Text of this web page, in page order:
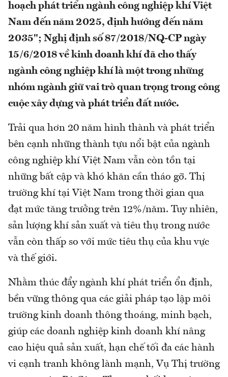
hoạch phát triển ngành công nghiệp khí Việt
Nam đến năm 2025, định hướng đến năm
2035"; Nghị định số 87/2018/NQ-CP ngày
15/6/2018 về kinh doanh khí đã cho thấy
ngành công nghiệp khí là một trong những
nhóm ngành giữ vai trò quan trọng trong công
cuộc xây dựng và phát triển đất nước.
Trải qua hơn 20 năm hình thành và phát triển
bên cạnh những thành tựu nổi bật của ngành
công nghiệp khí Việt Nam vẫn còn tồn tại
những bất cập và khó khăn cần tháo gỡ. Thị
trường khí tại Việt Nam trong thời gian qua
đạt mức tăng trưởng trên 12%/năm. Tuy nhiên,
sản lượng khí sản xuất và tiêu thụ trong nước
vẫn còn thấp so với mức tiêu thụ của khu vực
và thế giới.
Nhằm thúc đẩy ngành khí phát triển ổn định,
bền vững thông qua các giải pháp tạo lập môi
trường kinh doanh thông thoáng, minh bạch,
giúp các doanh nghiệp kinh doanh khí nâng
cao hiệu quả sản xuất, hạn chế tối đa các hành
vi cạnh tranh không lành mạnh, Vụ Thị trường